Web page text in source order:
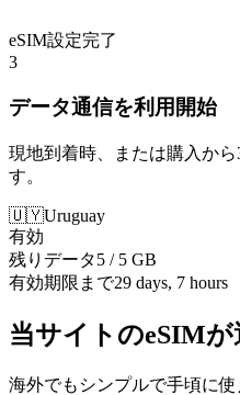
eSIM設定完了
3
データ通信を利用開始
現地到着時、または購入か
す。
🇺🇾Uruguay
有効
残りデータ5 / 5 GB
有効期限まで29 days, 7 hours
当サイトのeSIM
海外でもシンプルで手頃に